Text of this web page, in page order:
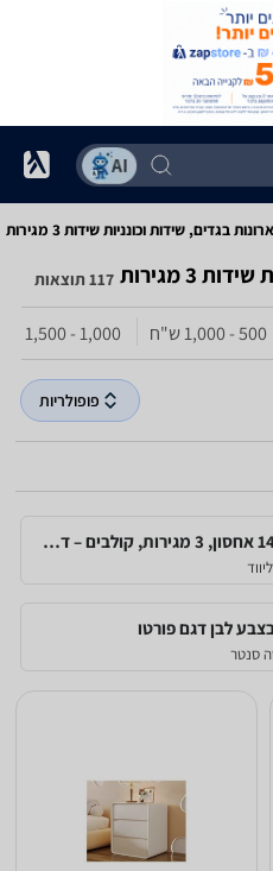
בגדים, שידות וכונניות ‏שידות ‏3 מגירות
‏3 מגירות 117 תוצאות
500 - 1,000‏ ש"ח 1,000 - 1,500‏ ש"ח
פופולריות
ארון הזזה 3 דלתות, 14 אחסון, 3 מגירות, קולבים – דגם 180-17-3D - new
לבן דגם פורטו
סנטר